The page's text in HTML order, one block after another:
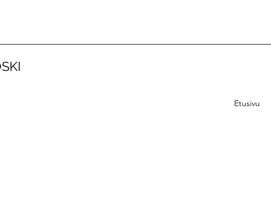
Etusivu